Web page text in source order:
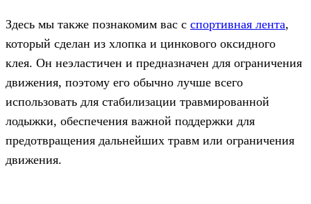
Здесь мы также познакомим вас с спортивная лента,
который сделан из хлопка и цинкового оксидного
клея. Он неэластичен и предназначен для ограничения
движения, поэтому его обычно лучше всего
использовать для стабилизации травмированной
лодыжки, обеспечения важной поддержки для
предотвращения дальнейших травм или ограничения
движения.